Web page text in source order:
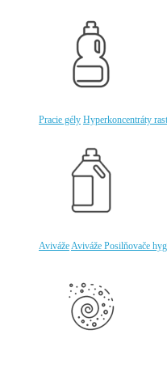
Pracie gély Hyperkoncentráty
AvivážeAviváže Posilňovače